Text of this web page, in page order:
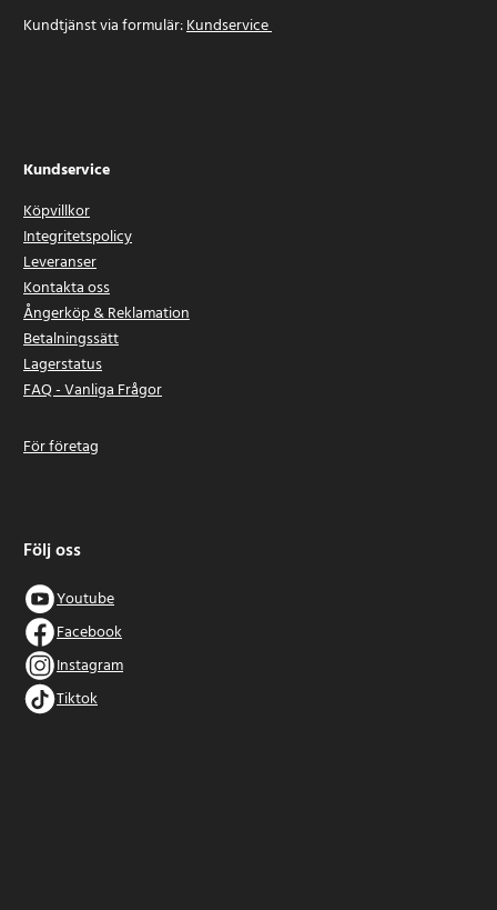
Kundtjänst via formulär:Kundservice
Kundservice
Köpvillkor
Integritetspolicy
Leveranser
Kontakta oss
Ångerköp & Reklamation
Betalningssätt
Lagerstatus
FAQ - Vanliga Frågor
För företag
Följ oss
Youtube
Facebook
Instagram
Tiktok